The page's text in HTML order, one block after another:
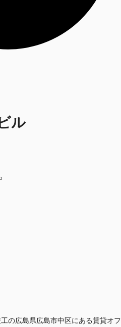
ル
の広島県広島市中区にある賃貸オフ